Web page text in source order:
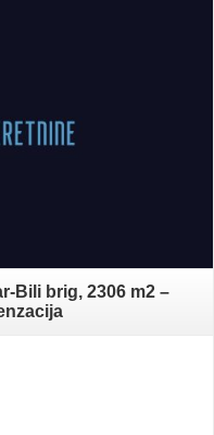
Bili brig, 2306 m2 –